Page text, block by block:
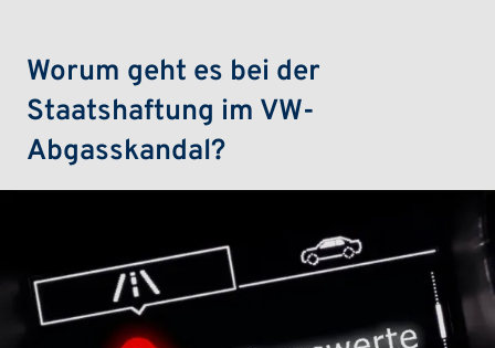
Worum geht es bei der
Staatshaftung im VW-
Abgasskandal?